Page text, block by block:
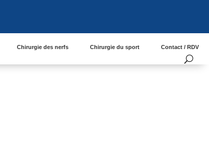
Chirurgie des nerfs Chirurgie du sport Contact / RDV